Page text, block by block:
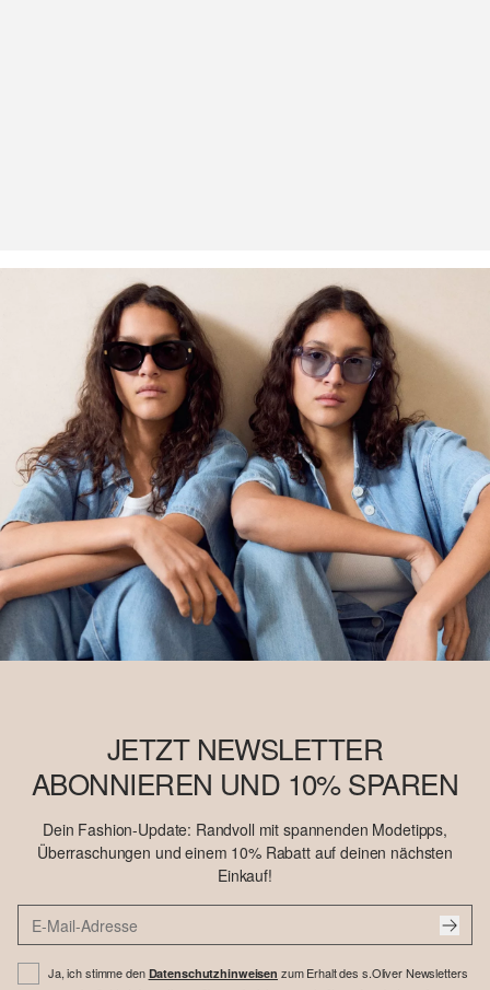
JETZT NEWSLETTER
ABONNIEREN UND 10% SPAREN
Dein Fashion-Update: Randvoll mit spannenden Modetipps,
Überraschungen und einem 10% Rabatt auf deinen nächsten
Einkauf!
Ja, ich stimme den Datenschutzhinweisen zum Erhalt des s.Oliver Newsletters